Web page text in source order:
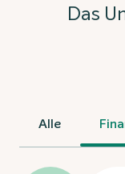
Das
Alle